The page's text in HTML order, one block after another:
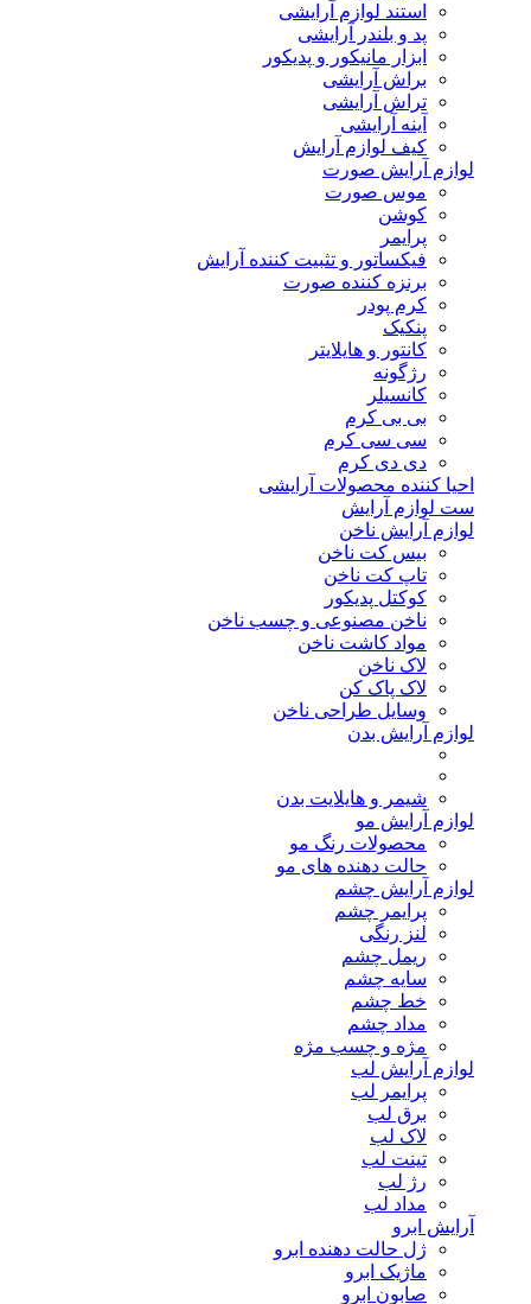
استند لوازم آرایشی
پد و بلندر آرایشی
ابزار مانیکور و پدیکور
براش آرایشی
تراش آرایشی
آینه آرایشی
کیف لوازم آرایش
لوازم آرایش صورت
موس صورت
کوشن
پرایمر
فیکساتور و تثبیت کننده آرایش
برنزه کننده صورت
کرم پودر
پنکیک
کانتور و هایلایتر
رژگونه
کانسیلر
بی بی کرم
سی سی کرم
دی دی کرم
احیا کننده محصولات آرایشی
ست لوازم آرایش
لوازم آرایش ناخن
بیس کت ناخن
تاپ کت ناخن
کوکتل پدیکور
ناخن مصنوعی و چسب ناخن
مواد کاشت ناخن
لاک ناخن
لاک پاک کن
وسایل طراحی ناخن
لوازم آرایش بدن
شیمر و هایلایت بدن
لوازم آرایش مو
محصولات رنگ مو
حالت دهنده های مو
لوازم آرایش چشم
پرایمر چشم
لنز رنگی
ریمل چشم
سایه چشم
خط چشم
مداد چشم
مژه و چسب مژه
لوازم آرایش لب
پرایمر لب
برق لب
لاک لب
تینت لب
رژ لب
مداد لب
آرایش ابرو
ژل حالت دهنده ابرو
ماژیک ابرو
صابون ابرو